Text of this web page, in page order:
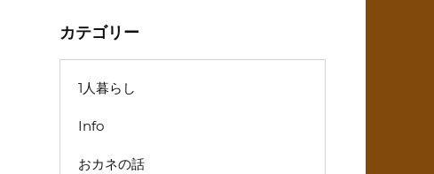
カテゴリー
1人暮らし
Info
おカネの話